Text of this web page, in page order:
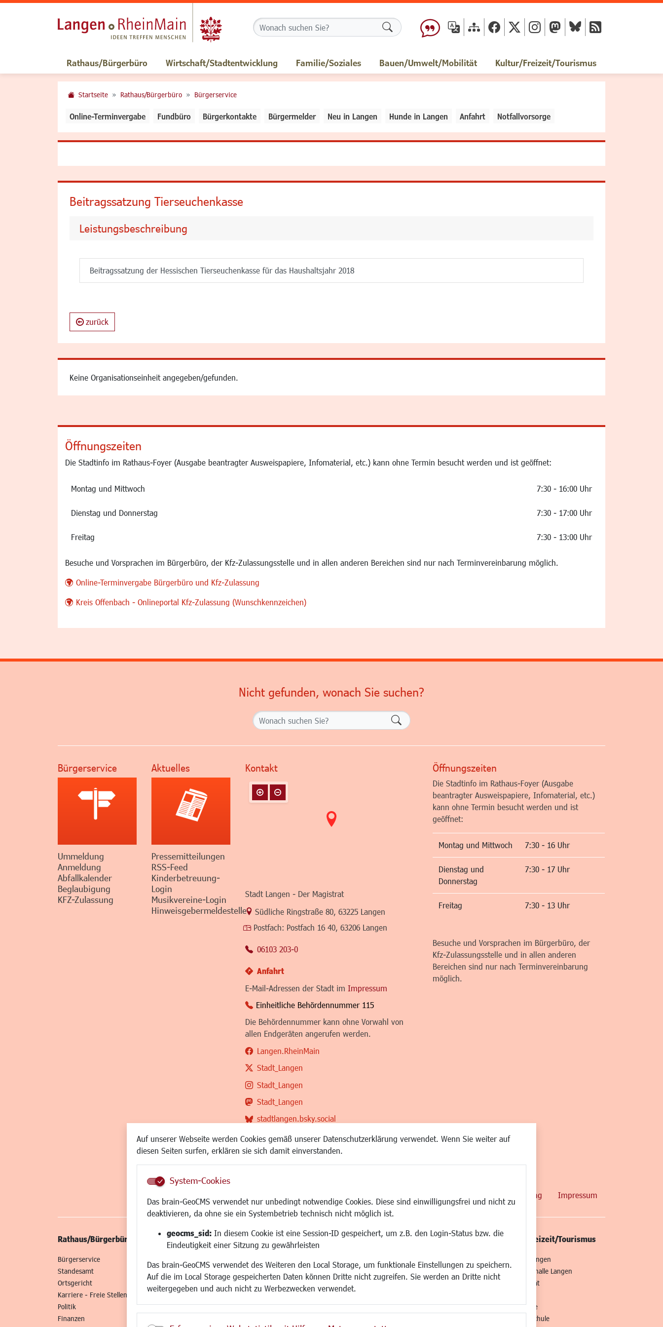
Auf unserer Webseite werden Cookies gemäß unserer Datenschutzerklärung verwendet. Wenn Sie weiter auf
diesen Seiten surfen, erklären sie sich damit einverstanden.
System-Cookies
Das brain-GeoCMS verwendet nur unbedingt notwendige Cookies. Diese sind einwilligungsfrei und nicht zu
deaktivieren, da ohne sie ein Systembetrieb technisch nicht möglich ist.
geocms_sid: In diesem Cookie ist eine Session-ID gespeichert, um z.B. den Login-Status bzw. die
Eindeutigkeit einer Sitzung zu gewährleisten
Das brain-GeoCMS verwendet des Weiteren den Local Storage, um funktionale Einstellungen zu speichern.
Auf die im Local Storage gespeicherten Daten können Dritte nicht zugreifen. Sie werden an Dritte nicht
weitergegeben und auch nicht zu Werbezwecken verwendet.
Formularschaltfläche
Rathaus/Bürgerbüro Wirtschaft/Stadtentwicklung Familie/Soziales Bauen/Umwelt/Mobilität Kultur/Freizeit/Tourismus
Startseite Rathaus/Bürgerbüro Bürgerservice
Online-Terminvergabe Fundbüro Bürgerkontakte Bürgermelder Neu in Langen Hunde in Langen Anfahrt Notfallvorsorge
Beitragssatzung Tierseuchenkasse
Leistungsbeschreibung
Beitragssatzung der Hessischen Tierseuchenkasse für das Haushaltsjahr 2018
zurück
Keine Organisationseinheit angegeben/gefunden.
Öffnungszeiten
Die Stadtinfo im Rathaus-Foyer (Ausgabe beantragter Ausweispapiere, Infomaterial, etc.) kann ohne Termin besucht werden und ist geöffnet:
Montag und Mittwoch 7:30 - 16:00 Uhr
Dienstag und Donnerstag 7:30 - 17:00 Uhr
Freitag 7:30 - 13:00 Uhr
Besuche und Vorsprachen im Bürgerbüro, der Kfz-Zulassungsstelle und in allen anderen Bereichen sind nur nach Terminvereinbarung möglich.
Online-Terminvergabe Bürgerbüro und Kfz-Zulassung
Kreis Offenbach - Onlineportal Kfz-Zulassung (Wunschkennzeichen)
Nicht gefunden, wonach Sie suchen?
Formularschaltfläche
Bürgerservice
Ummeldung
Anmeldung
Abfallkalender
Beglaubigung
KFZ-Zulassung
Aktuelles
Pressemitteilungen
RSS-Feed
Kinderbetreuung-
Login
Musikvereine-Login
Hinweisgebermeldestelle
Kontakt
Stadt Langen - Der Magistrat
Link zur Google-Maps Navigation
Südliche Ringstraße 80, 63225 Langen
Postfach: Postfach 16 40, 63206 Langen
06103 203-0
Anfahrt
E-Mail-Adressen der Stadt im Impressum
Einheitliche Behördennummer 115
Die Behördennummer kann ohne Vorwahl von
allen Endgeräten angerufen werden.
Langen.RheinMain
Stadt_Langen
Stadt_Langen
Stadt_Langen
stadtlangen.bsky.social
RSS-Feed
Öffnungszeiten
Die Stadtinfo im Rathaus-Foyer (Ausgabe
beantragter Ausweispapiere, Infomaterial, etc.)
kann ohne Termin besucht werden und ist
geöffnet:
Montag und Mittwoch 7:30 - 16 Uhr
Dienstag und
Donnerstag
7:30 - 17 Uhr
Freitag 7:30 - 13 Uhr
Besuche und Vorsprachen im Bürgerbüro, der
Kfz-Zulassungsstelle und in allen anderen
Bereichen sind nur nach Terminvereinbarung
möglich.
Datenschutzerklärung Impressum
Rathaus/Bürgerbüro
Bürgerservice
Standesamt
Ortsgericht
Karriere - Freie Stellen
Politik
Finanzen
Wirtschaft/Stadtentwicklung
Gewerbeflächen und Immobilien
Handel und Gastronomie
Familie/Soziales
Senioren/Haltestelle
Bauen/Umwelt/Mobilität
Aktuelle Baustellen
Kultur/Freizeit/Tourismus
Veranstaltungen
Neue Stadthalle Langen
Stadtporträt
Musikschule
Volkshochschule